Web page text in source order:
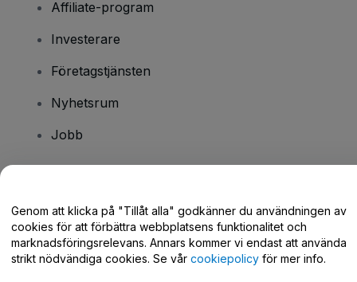
Affiliate-program
Investerare
Företagstjänsten
Nyhetsrum
Jobb
Hjälpcenter / Kontakta oss
Genom att klicka på "Tillåt alla" godkänner du användningen av
cookies för att förbättra webbplatsens funktionalitet och
marknadsföringsrelevans. Annars kommer vi endast att använda
strikt nödvändiga cookies. Se vår cookiepolicy för mer info.